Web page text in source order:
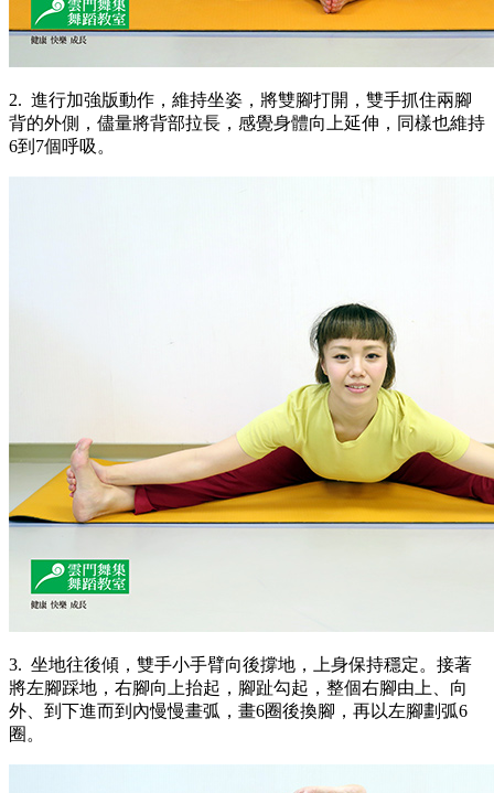
2. 進行加強版動作，維持坐姿，將雙腳打開，雙手抓住兩腳
背的外側，儘量將背部拉長，感覺身體向上延伸，同樣也維持
6到7個呼吸。
3. 坐地往後傾，雙手小手臂向後撐地，上身保持穩定。接著
將左腳踩地，右腳向上抬起，腳趾勾起，整個右腳由上、向
外、到下進而到內慢慢畫弧，畫6圈後換腳，再以左腳劃弧6
圈。